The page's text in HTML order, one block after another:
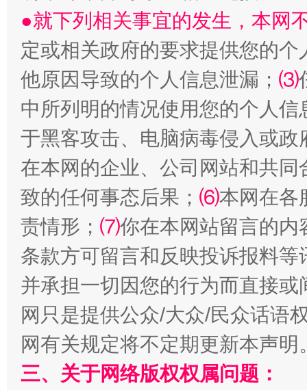
揭批美国五大"原罪" "炒
解纷+调解+退费，一次搞定
●就下列相关事宜的发生，本网
定或相关政府的要求提供您的个
他原因导致的个人信息泄漏； ⑶
中所列明的情况使用您的个人
于黑客攻击、电脑病毒侵入或
在本网的企业、公司网站和共
致的任何事态后果； ⑹本网在各
责情形； ⑺你在本网站留言的内
条款方可留言和反映投诉报料
并承担一切因您的行为而直接
网只是提供公众/大众/民众话语
网有关规定将不定期更新本声明
三、关于网络版权权属问题：